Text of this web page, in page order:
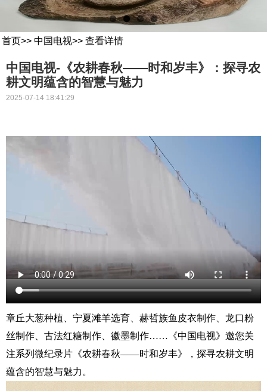
首页>> 中国电视>> 查看详情
中国电视-《农耕春秋——时和岁丰》：探寻农
耕文明蕴含的智慧与魅力
2025-07-14 18:41:29
章丘大葱种植、宁夏滩羊选育、赫哲族鱼皮衣制作、龙口粉
丝制作、古法红糖制作、徽墨制作……《中国电视》邀您关
注系列微纪录片《农耕春秋——时和岁丰》，探寻农耕文明
蕴含的智慧与魅力。